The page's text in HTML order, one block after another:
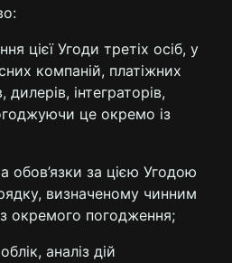
цієї Угоди третіх осіб, у
компаній, платіжних
дилерів, інтеграторів,
це окремо із
обов’язки за цією Угодою
визначеному чинним
окремого погодження;
аналіз дій